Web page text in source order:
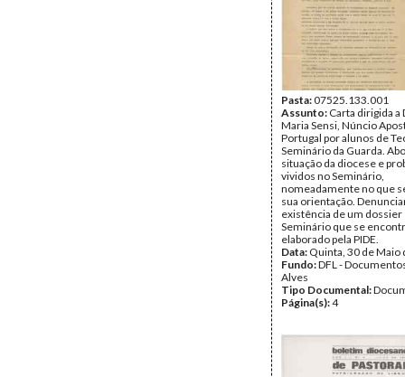
Pasta:07525.133.001
Assunto: Carta dirigida a
Maria Sensi, Núncio
Portugal por alunos de
Seminário da Guarda.
situação da diocese e
vividos no Seminário,
nomeadamente no que
sua orientação.
existência de um dossier
Seminário que se
elaborado pela PIDE.
Data: Quinta, 30 de Maio
Fundo:DFL -
Alves
Tipo Documental:
Página(s):4